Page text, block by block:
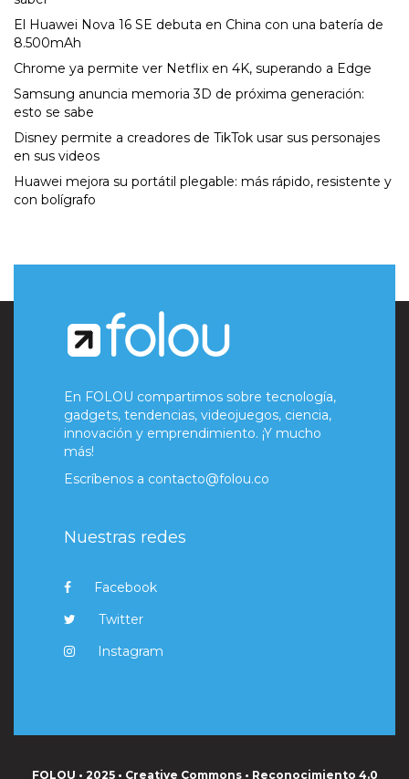
El Huawei Nova 16 SE debuta en China con una batería de
8.500mAh
Chrome ya permite ver Netflix en 4K, superando a Edge
Samsung anuncia memoria 3D de próxima generación:
esto se sabe
Disney permite a creadores de TikTok usar sus personajes
en sus videos
Huawei mejora su portátil plegable: más rápido, resistente y
con bolígrafo
En FOLOU compartimos sobre tecnología,
gadgets, tendencias, videojuegos, ciencia,
innovación y emprendimiento. ¡Y mucho
más!
Escríbenos a contacto@folou.co
Nuestras redes
Facebook
Twitter
Instagram
FOLOU • 2025 • Creative Commons • Reconocimiento 4.0